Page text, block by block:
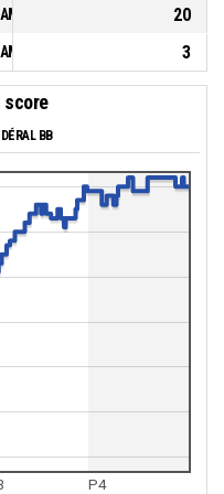
20
3
score
BB
P4